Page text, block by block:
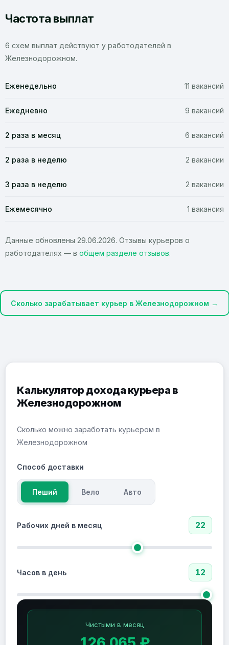
Частота выплат
6 схем выплат действуют у работодателей в
Железнодорожном.
Еженедельно 11 вакансий
Ежедневно 9 вакансий
2 раза в месяц 6 вакансий
2 раза в неделю 2 вакансии
3 раза в неделю 2 вакансии
Ежемесячно 1 вакансия
Данные обновлены 29.06.2026. Отзывы курьеров о
работодателях — в общем разделе отзывов.
Сколько зарабатывает курьер в Железнодорожном →
Калькулятор дохода курьера в
Железнодорожном
Сколько можно заработать курьером в
Железнодорожном
Способ доставки
Пеший Вело Авто
Рабочих дней в месяц 22
Часов в день 12
Чистыми в месяц